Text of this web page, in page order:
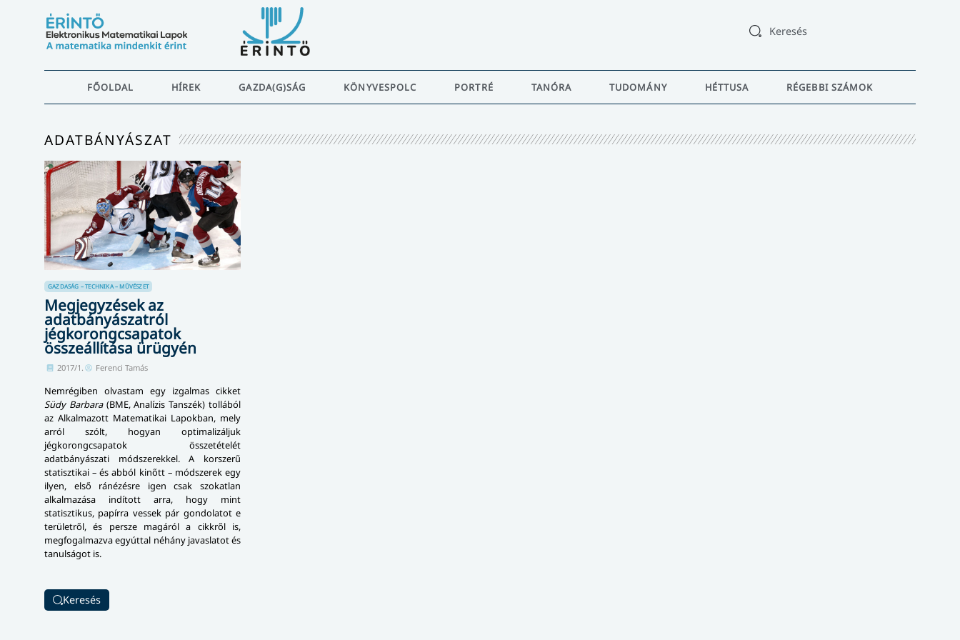
Keresés
FŐOLDAL HÍREK GAZDA(G)SÁG KÖNYVESPOLC PORTRÉ TANÓRA TUDOMÁNY HÉTTUSA RÉGEBBI SZÁMOK
ADATBÁNYÁSZAT
GAZDASÁG – TECHNIKA – MŰVÉSZET
Megjegyzések az
adatbányászatról
jégkorongcsapatok
összeállítása ürügyén
2017/1. Ferenci Tamás
Nemrégiben olvastam egy izgalmas cikket
Südy Barbara(BME, Analízis Tanszék) tollából
az Alkalmazott Matematikai Lapok­ban, mely
arról szólt, hogyan optimalizáljuk
jégkorongcsapatok össze­té­te­lét
adatbányászati mód­sze­rek­kel. A kor­sze­rű
statisztikai – és abból kinőtt – módszerek egy
ilyen, első ránézésre igen csak szokatlan
alkalmazása indított arra, hogy mint
statisztikus, papírra vessek pár gondolatot e
területről, és persze magáról a cikkről is,
megfogalmazva egyúttal néhány javaslatot és
tanulságot is.
Keresés